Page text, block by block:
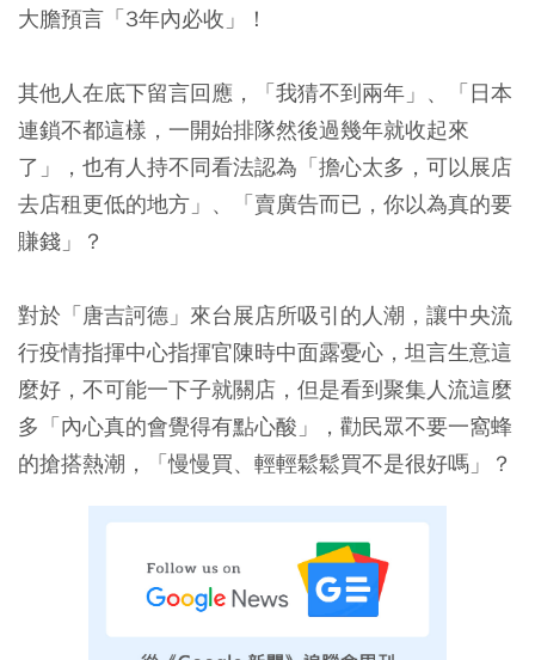
大膽預言「3年內必收」！
其他人在底下留言回應，「我猜不到兩年」、「日本
連鎖不都這樣，一開始排隊然後過幾年就收起來
了」，也有人持不同看法認為「擔心太多，可以展店
去店租更低的地方」、「賣廣告而已，你以為真的要
賺錢」？
對於「唐吉訶德」來台展店所吸引的人潮，讓中央流
行疫情指揮中心指揮官陳時中面露憂心，坦言生意這
麼好，不可能一下子就關店，但是看到聚集人流這麼
多「內心真的會覺得有點心酸」，勸民眾不要一窩蜂
的搶搭熱潮，「慢慢買、輕輕鬆鬆買不是很好嗎」？